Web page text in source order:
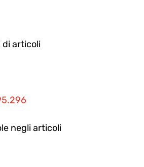
di articoli
negli articoli